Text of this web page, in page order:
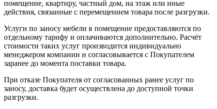
помещение, квартиру, частный дом, на этаж или иные
действия, связанные с перемещением товара после разгрузки.
Услуги по заносу мебели в помещение предоставляются по
отдельному тарифу и оплачиваются дополнительно. Расчёт
стоимости таких услуг производится индивидуально
менеджером компании и согласовывается с Покупателем
заранее до момента поставки товара.
При отказе Покупателя от согласованных ранее услуг по
заносу, доставка будет осуществлена до доступной точки
разгрузки.